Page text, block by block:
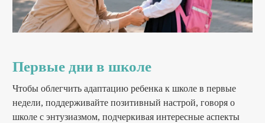
Первые дни в школе
Чтобы облегчить адаптацию ребенка к школе в первые
недели, поддерживайте позитивный настрой, говоря о
школе с энтузиазмом, подчеркивая интересные аспекты